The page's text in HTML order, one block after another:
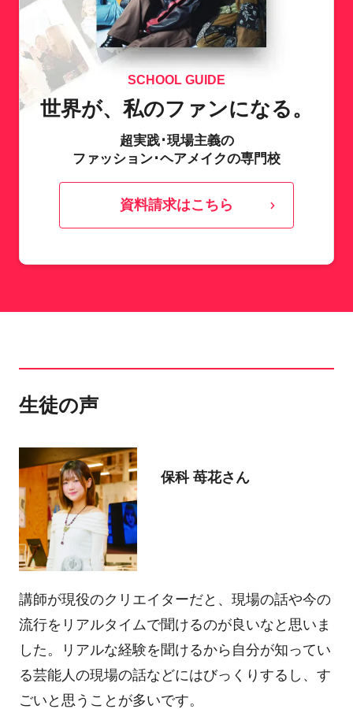
SCHOOL GUIDE
世界が、私のファンになる。
超実践･現場主義の
ファッション･ヘアメイクの専門校
資料請求はこちら
生徒の声
保科 苺花さん
講師が現役のクリエイターだと、現場の話や今の
流行をリアルタイムで聞けるのが良いなと思いま
した。リアルな経験を聞けるから自分が知ってい
る芸能人の現場の話などにはびっくりするし、す
ごいと思うことが多いです。